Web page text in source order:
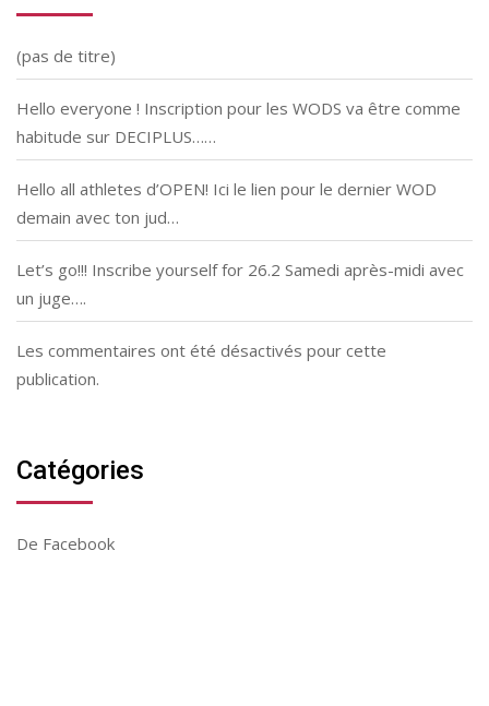
(pas de titre)
Hello everyone ! Inscription pour les WODS va être comme
habitude sur DECIPLUS……
Hello all athletes d’OPEN! Ici le lien pour le dernier WOD
demain avec ton jud…
Let’s go!!! Inscribe yourself for 26.2 Samedi après-midi avec
un juge….
Les commentaires ont été désactivés pour cette
publication.
Catégories
De Facebook